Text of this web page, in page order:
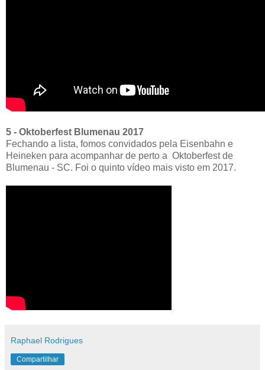
5 - Oktoberfest Blumenau 2017
Fechando a lista, fomos convidados pela Eisenbahn e
Heineken para acompanhar de perto a Oktoberfest de
Blumenau - SC. Foi o quinto vídeo mais visto em 2017.
Raphael Rodrigues
Compartilhar